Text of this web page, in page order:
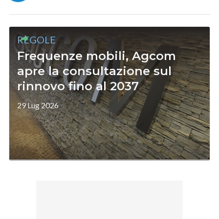
REGOLE
Frequenze mobili, Agcom
apre la consultazione sul
rinnovo fino al 2037
29 Lug 2026